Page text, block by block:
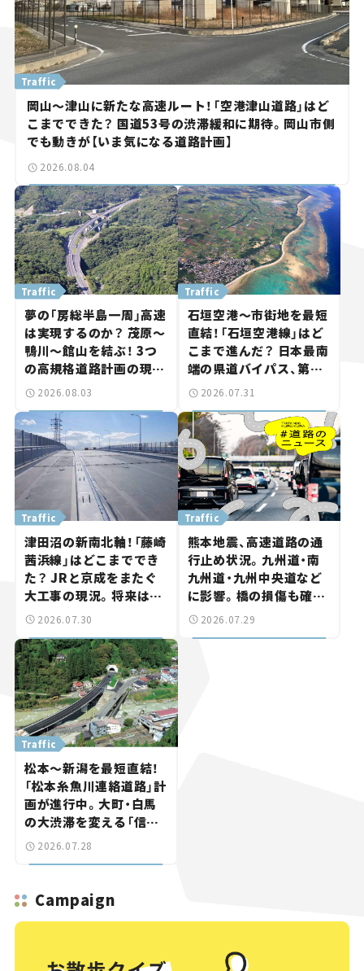
Traffic
岡山～津山に新たな高速ルート！「空港津山道路」はど
こまでできた？ 国道53号の渋滞緩和に期待。岡山市側
でも動きが【いま気になる道路計画】
2026.08.04
Traffic
夢の「房総半島一周」高速
は実現するのか？ 茂原～
鴨川～館山を結ぶ！ 3つ
の高規格道路計画の現
状。「館山鴨川道路」で検
路計画】
2026.08.03
Traffic
石垣空港～市街地を最短
直結！「石垣空港線」はど
こまで進んだ？ 日本最南
端の県道バイパス、第2
工区も延伸開通 【いま気
2026.07.31
Traffic
津田沼の新南北軸！「藤崎
茜浜線」はどこまででき
た？ JRと京成をまたぐ
大工事の現況。将来は
「習志野～鎌ケ谷」を最短
計画】
2026.07.30
Traffic
熊本地震、高速道路の通
行止め状況。九州道・南
九州道・九州中央道など
に影響。橋の損傷も確認
【道路のニュース】
2026.07.29
Traffic
松本～新潟を最短直結！
「松本糸魚川連絡道路」計
画が進行中。大町・白馬
の大渋滞を変える「信号
ゼロ」バイパスも事業化
2026.07.28
Campaign